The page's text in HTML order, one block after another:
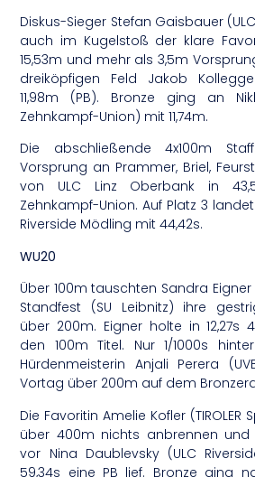
Diskus-Sieger Stefan Gaisbauer
auch im Kugelstoß der klare
15,53m und mehr als 3,5m
dreiköpfigen Feld Jakob
11,98m (PB). Bronze ging an
Zehnkampf-Union) mit 11,74m.
Die abschließende 4x100m
Vorsprung an Prammer, Briel,
von ULC Linz Oberbank in
Zehnkampf-Union. Auf Platz 3
Riverside Mödling mit 44,42s.
WU20
Über 100m tauschten Sandra
Standfest (SU Leibnitz) ihre
über 200m. Eigner holte in 12,27s
den 100m Titel. Nur 1/1000s
Hürdenmeisterin Anjali Perera
Vortag über 200m auf dem
Die Favoritin Amelie Kofler
über 400m nichts anbrennen und
vor Nina Daublevsky (ULC
59,34s eine PB lief. Bronze ging